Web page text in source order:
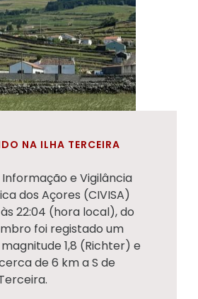
NA ILHA TERCEIRA
e Vigilância
dos Açores (CIVISA)
22:04 (hora local), do
foi registado um
1,8 (Richter) e
de 6 km a S de